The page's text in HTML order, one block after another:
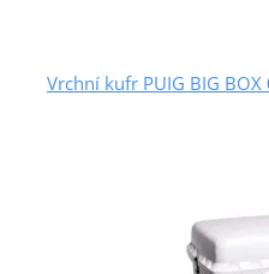
Vrchní kufr PUIG BIG